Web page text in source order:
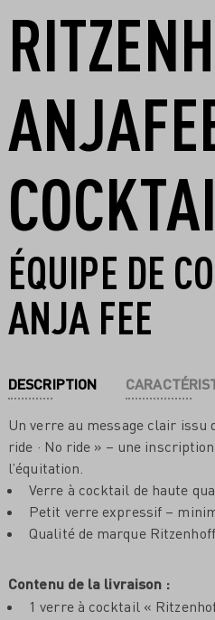
ÉQUIPE DE
ANJA FEE
DESCRIPTION
Un verre au message clair issu
ride · No ride » – une
l’équitation.
Verre à cocktail de haute
Petit verre expressif –
Qualité de marque
Contenu de la livraison :
1 verre à cocktail «